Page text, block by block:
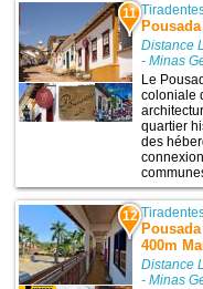
11
Distance
- Minas
Le
coloniale
quartier
des
12
400m
Distance
- Minas